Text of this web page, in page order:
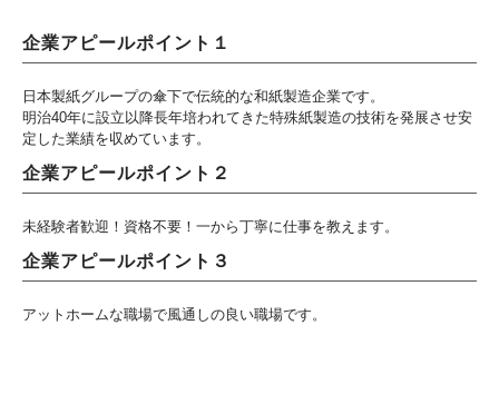
企業アピールポイント１
日本製紙グループの傘下で伝統的な和紙製造企業です。
明治40年に設立以降長年培われてきた特殊紙製造の技術を発展させ安
定した業績を収めています。
企業アピールポイント２
未経験者歓迎！資格不要！一から丁寧に仕事を教えます。
企業アピールポイント３
アットホームな職場で風通しの良い職場です。